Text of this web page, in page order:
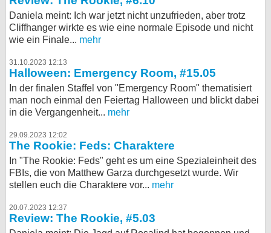
Daniela meint: Ich war jetzt nicht unzufrieden, aber trotz
Cliffhanger wirkte es wie eine normale Episode und nicht
wie ein Finale... mehr
31.10.2023 12:13
Halloween: Emergency Room, #15.05
In der finalen Staffel von "Emergency Room" thematisiert
man noch einmal den Feiertag Halloween und blickt dabei
in die Vergangenheit... mehr
29.09.2023 12:02
The Rookie: Feds: Charaktere
In "The Rookie: Feds" geht es um eine Spezialeinheit des
FBIs, die von Matthew Garza durchgesetzt wurde. Wir
stellen euch die Charaktere vor... mehr
20.07.2023 12:37
Review: The Rookie, #5.03